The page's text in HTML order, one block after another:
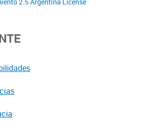
2.5 Argentina License